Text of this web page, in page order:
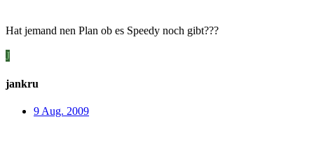
Hat jemand nen Plan ob es Speedy noch gibt???
J
jankru
9 Aug. 2009